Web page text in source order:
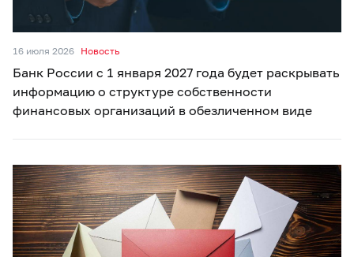
16 июля 2026 Новость
Банк России с 1 января 2027 года будет раскрывать
информацию о структуре собственности
финансовых организаций в обезличенном виде